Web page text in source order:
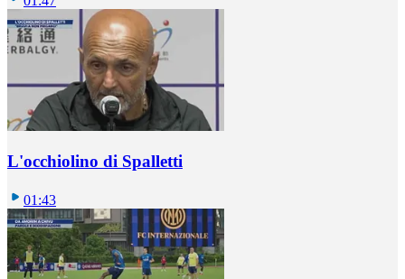
L'occhiolino di Spalletti
01:43